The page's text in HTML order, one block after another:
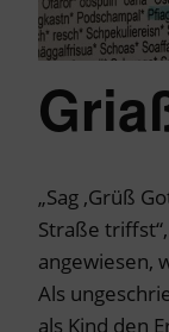
„Sag ‚Grüß
Straße
angewiesen,
Als
als Kind den